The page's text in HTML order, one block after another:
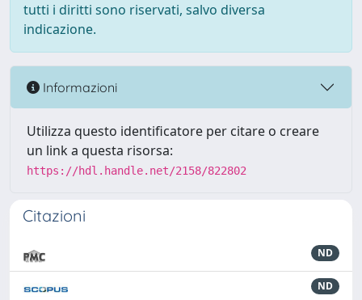
tutti i diritti sono riservati, salvo diversa
indicazione.
Informazioni
Utilizza questo identificatore per citare o creare
un link a questa risorsa:
https://hdl.handle.net/2158/822802
Citazioni
ND
ND